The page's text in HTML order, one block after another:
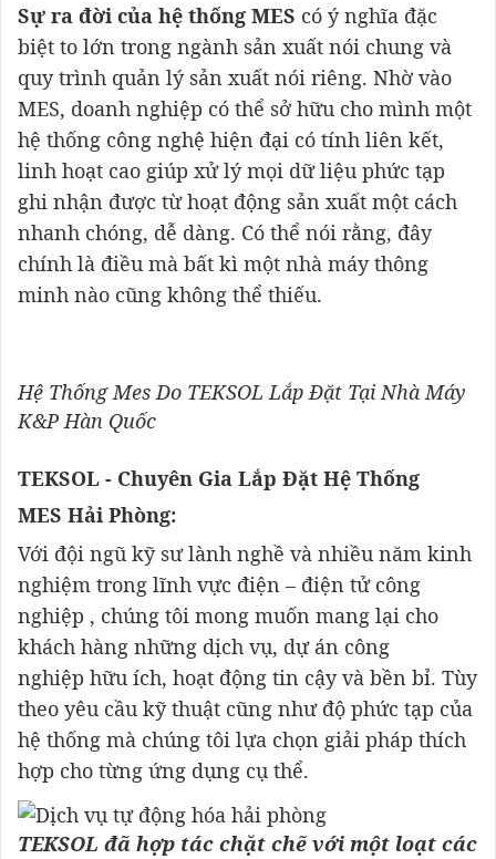
Sự ra đời của hệ thống MES có ý nghĩa đặc
biệt to lớn trong ngành sản xuất nói chung và
quy trình quản lý sản xuất nói riêng. Nhờ vào
MES, doanh nghiệp có thể sở hữu cho mình một
hệ thống công nghệ hiện đại có tính liên kết,
linh hoạt cao giúp xử lý mọi dữ liệu phức tạp
ghi nhận được từ hoạt động sản xuất một cách
nhanh chóng, dễ dàng. Có thể nói rằng, đây
chính là điều mà bất kì một nhà máy thông
minh nào cũng không thể thiếu.
Hệ Thống Mes Do TEKSOL Lắp Đặt Tại Nhà Máy
K&P Hàn Quốc
TEKSOL - Chuyên Gia Lắp Đặt Hệ Thống
MES Hải Phòng:
Với đội ngũ kỹ sư lành nghề và nhiều năm kinh
nghiệm trong lĩnh vực điện – điện tử công
nghiệp , chúng tôi mong muốn mang lại cho
khách hàng những dịch vụ, dự án công
nghiệp hữu ích, hoạt động tin cậy và bền bỉ. Tùy
theo yêu cầu kỹ thuật cũng như độ phức tạp của
hệ thống mà chúng tôi lựa chọn giải pháp thích
hợp cho từng ứng dụng cụ thể.
TEKSOL đã hợp tác chặt chẽ với một loạt các